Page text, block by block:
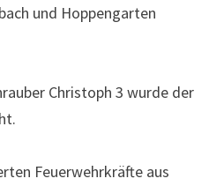
und Hoppengarten
Christoph 3 wurde der
Feuerwehrkräfte aus